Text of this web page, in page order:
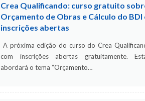
Crea Qualificando: curso gratuito
Orçamento de Obras e Cálculo do BDI
inscrições abertas
A próxima edição do curso do Crea
com inscrições abertas gratuitamente.
abordará o tema “Orçamento…